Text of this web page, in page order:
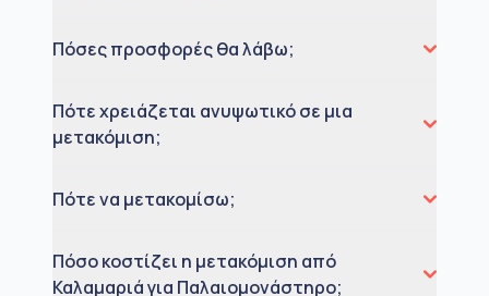
Πόσες προσφορές θα λάβω;
Πότε χρειάζεται ανυψωτικό σε μια
μετακόμιση;
Πότε να μετακομίσω;
Πόσο κοστίζει η μετακόμιση από
Καλαμαριά για Παλαιομονάστηρο;